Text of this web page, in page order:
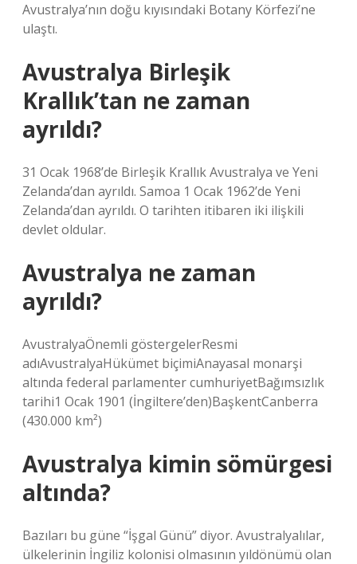
Avustralya’nın doğu kıyısındaki Botany Körfezi’ne
ulaştı.
Avustralya Birleşik
Krallık’tan ne zaman
ayrıldı?
31 Ocak 1968’de Birleşik Krallık Avustralya ve Yeni
Zelanda’dan ayrıldı. Samoa 1 Ocak 1962’de Yeni
Zelanda’dan ayrıldı. O tarihten itibaren iki ilişkili
devlet oldular.
Avustralya ne zaman
ayrıldı?
AvustralyaÖnemli göstergelerResmi
adıAvustralyaHükümet biçimiAnayasal monarşi
altında federal parlamenter cumhuriyetBağımsızlık
tarihi1 Ocak 1901 (İngiltere’den)BaşkentCanberra
(430.000 km²)
Avustralya kimin sömürgesi
altında?
Bazıları bu güne “İşgal Günü” diyor. Avustralyalılar,
ülkelerinin İngiliz kolonisi olmasının yıldönümü olan